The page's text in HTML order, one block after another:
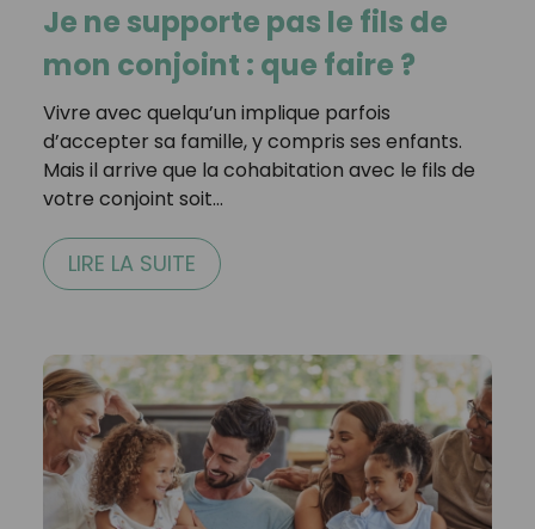
Je ne supporte pas le fils de
mon conjoint : que faire ?
Vivre avec quelqu’un implique parfois
d’accepter sa famille, y compris ses enfants.
Mais il arrive que la cohabitation avec le fils de
votre conjoint soit…
LIRE LA SUITE